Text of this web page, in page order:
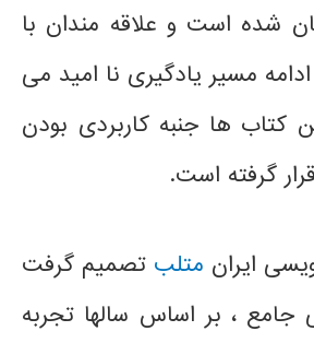
شده است و علاقه مندان با
ادامه مسیر یادگیری نا امید می
کتاب ها جنبه کاربردی بودن
گرفته است.
ایران متلب تصمیم گرفت
جامع ، بر اساس سالها تجربه